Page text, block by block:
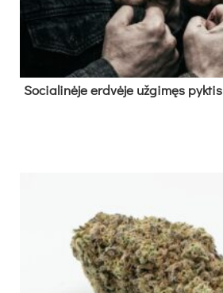
So­cia­li­nė­je erd­vė­je už­gi­męs